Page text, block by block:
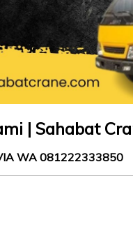
| Sahabat
WA 081222333850